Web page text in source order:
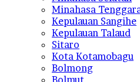
Minahasa
Kepulauan Sangihe
Kepulauan Talaud
Sitaro
Kota Kotamobagu
Bolmong
Bolmut